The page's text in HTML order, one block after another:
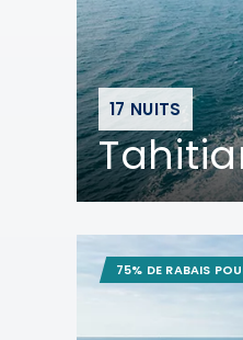
17 NUITS
75% DE RABAIS